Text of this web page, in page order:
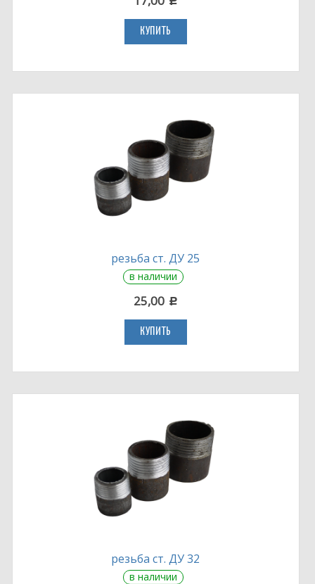
КУПИТЬ
резьба ст. ДУ 25
в наличии
25,00 c
КУПИТЬ
резьба ст. ДУ 32
в наличии